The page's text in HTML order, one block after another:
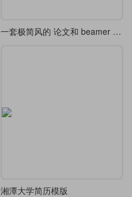
一套极简风的 论文和 beamer 主题模版
湘潭大学简历模版